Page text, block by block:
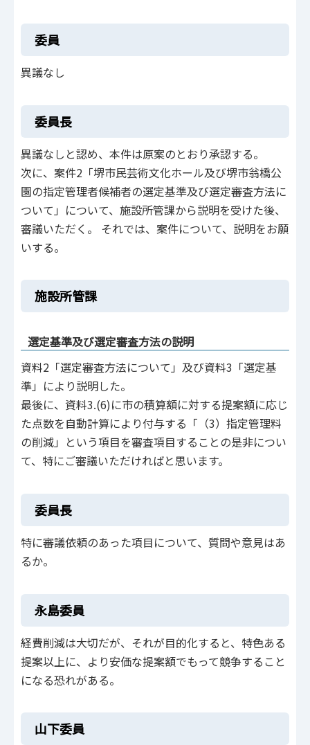
委員
異議なし
委員長
異議なしと認め、本件は原案のとおり承認する。
次に、案件2「堺市民芸術文化ホール及び堺市翁橋公
園の指定管理者候補者の選定基準及び選定審査方法に
ついて」について、施設所管課から説明を受けた後、
審議いただく。 それでは、案件について、説明をお願
いする。
施設所管課
選定基準及び選定審査方法の説明
資料2「選定審査方法について」及び資料3「選定基
準」により説明した。
最後に、資料3.(6)に市の積算額に対する提案額に応じ
た点数を自動計算により付与する「（3）指定管理料
の削減」という項目を審査項目することの是非につい
て、特にご審議いただければと思います。
委員長
特に審議依頼のあった項目について、質問や意見はあ
るか。
永島委員
経費削減は大切だが、それが目的化すると、特色ある
提案以上に、より安価な提案額でもって競争すること
になる恐れがある。
山下委員